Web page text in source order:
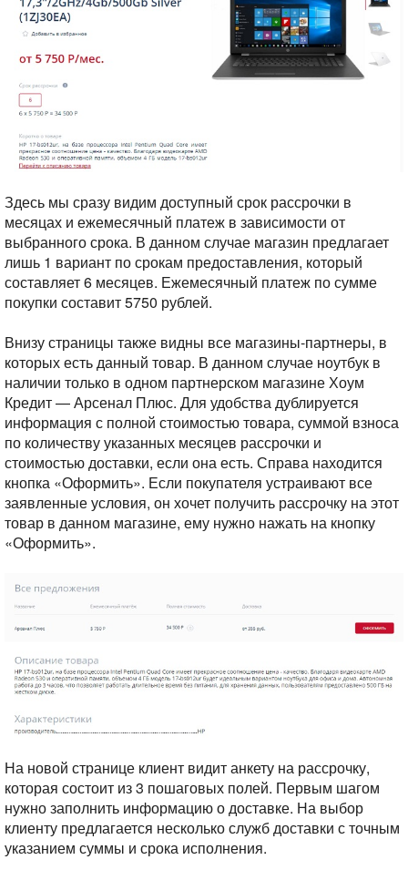
Здесь мы сразу видим доступный срок рассрочки в
месяцах и ежемесячный платеж в зависимости от
выбранного срока. В данном случае магазин предлагает
лишь 1 вариант по срокам предоставления, который
составляет 6 месяцев. Ежемесячный платеж по сумме
покупки составит 5750 рублей.
Внизу страницы также видны все магазины-партнеры, в
которых есть данный товар. В данном случае ноутбук в
наличии только в одном партнерском магазине Хоум
Кредит — Арсенал Плюс. Для удобства дублируется
информация с полной стоимостью товара, суммой взноса
по количеству указанных месяцев рассрочки и
стоимостью доставки, если она есть. Справа находится
кнопка «Оформить». Если покупателя устраивают все
заявленные условия, он хочет получить рассрочку на этот
товар в данном магазине, ему нужно нажать на кнопку
«Оформить».
На новой странице клиент видит анкету на рассрочку,
которая состоит из 3 пошаговых полей. Первым шагом
нужно заполнить информацию о доставке. На выбор
клиенту предлагается несколько служб доставки с точным
указанием суммы и срока исполнения.